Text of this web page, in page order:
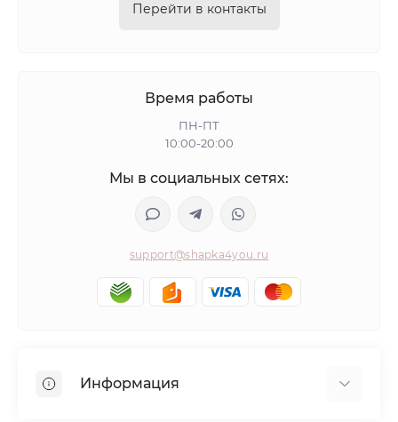
Перейти в контакты
Время работы
ПН-ПТ
10:00-20:00
Мы в социальных сетях:
support@shapka4you.ru
Информация